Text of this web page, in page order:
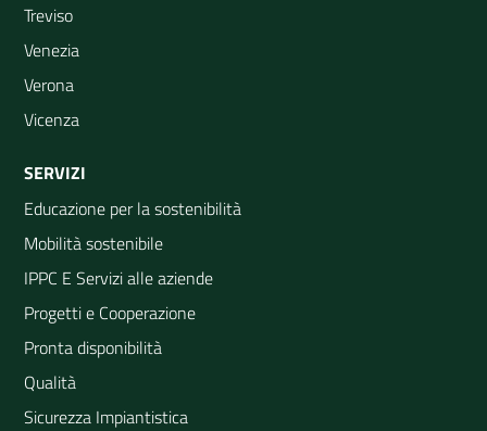
Treviso
Venezia
Verona
Vicenza
SERVIZI
Educazione per la sostenibilità
Mobilità sostenibile
IPPC E Servizi alle aziende
Progetti e Cooperazione
Pronta disponibilità
Qualità
Sicurezza Impiantistica